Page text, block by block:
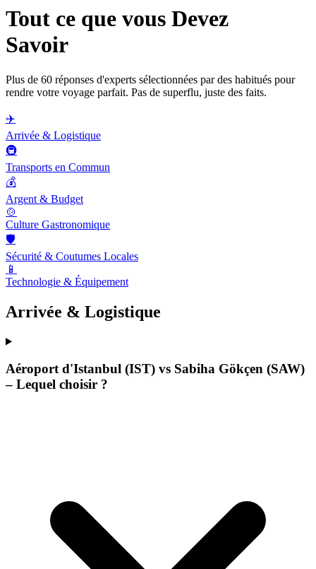
Tout ce que vous Devez
Savoir
Plus de 60 réponses d'experts sélectionnées par des habitués pour
rendre votre voyage parfait. Pas de superflu, juste des faits.
✈️
Arrivée & Logistique
🚇
Transports en Commun
💰
Argent & Budget
🍲
Culture Gastronomique
🛡️
Sécurité & Coutumes Locales
📱
Technologie & Équipement
Arrivée & Logistique
Aéroport d'Istanbul (IST) vs Sabiha Gökçen (SAW)
– Lequel choisir ?